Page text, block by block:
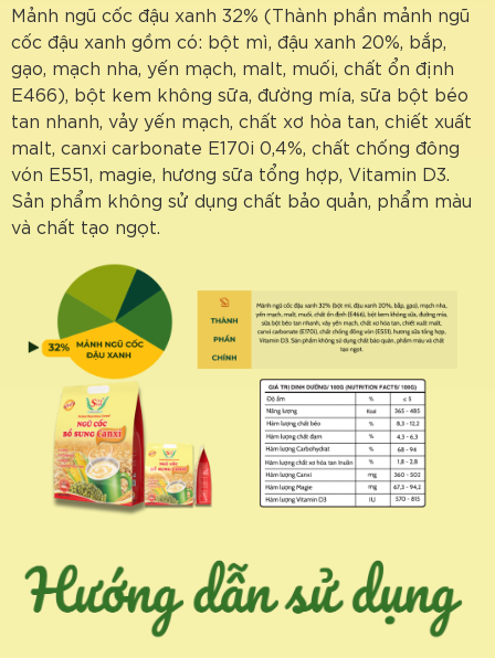
Mảnh ngũ cốc đậu xanh 32% (Thành phần mảnh ngũ
cốc đậu xanh gồm có: bột mì, đậu xanh 20%, bắp,
gạo, mạch nha, yến mạch, malt, muối, chất ổn định
E466), bột kem không sữa, đường mía, sữa bột béo
tan nhanh, vảy yến mạch, chất xơ hòa tan, chiết xuất
malt, canxi carbonate E170i 0,4%, chất chống đông
vón E551, magie, hương sữa tổng hợp, Vitamin D3.
Sản phẩm không sử dụng chất bảo quản, phẩm màu
và chất tạo ngọt.